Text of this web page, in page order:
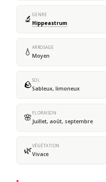
🔬 GENRE
Hippeastrum
💧 ARROSAGE
Moyen
🪨SOL
Sableux, limoneux
🌸 FLORAISON
Juillet, août, septembre
🌿VÉGÉTATION
Vivace